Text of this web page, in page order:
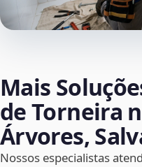
Mais
de Torneira
Árvores,
Nossos especialistas